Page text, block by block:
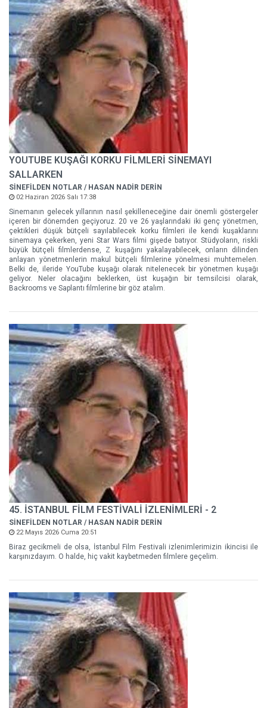
YOUTUBE KUŞAĞI KORKU FİLMLERİ SİNEMAYI
SALLARKEN
SİNEFİLDEN NOTLAR / HASAN NADİR DERİN
02 Haziran 2026 Salı 17:38
Sinemanın gelecek yıllarının nasıl şekilleneceğine dair önemli göstergeler
içeren bir dönemden geçiyoruz. 20 ve 26 yaşlarındaki iki genç yönetmen,
çektikleri düşük bütçeli sayılabilecek korku filmleri ile kendi kuşaklarını
sinemaya çekerken, yeni Star Wars filmi gişede batıyor. Stüdyoların, riskli
büyük bütçeli filmlerdense, Z kuşağını yakalayabilecek, onların dilinden
anlayan yönetmenlerin makul bütçeli filmlerine yönelmesi muhtemelen.
Belki de, ileride YouTube kuşağı olarak nitelenecek bir yönetmen kuşağı
geliyor. Neler olacağını beklerken, üst kuşağın bir temsilcisi olarak,
Backrooms ve Saplantı filmlerine bir göz atalım.
45. İSTANBUL FİLM FESTİVALİ İZLENİMLERİ - 2
SİNEFİLDEN NOTLAR / HASAN NADİR DERİN
22 Mayıs 2026 Cuma 20:51
Biraz gecikmeli de olsa, İstanbul Film Festivali izlenimlerimizin ikincisi ile
karşınızdayım. O halde, hiç vakit kaybetmeden filmlere geçelim.